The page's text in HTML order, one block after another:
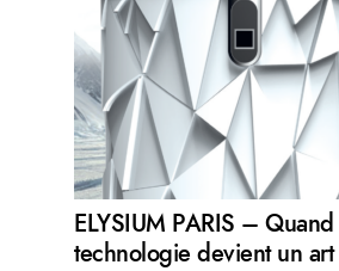
ELYSIUM PARIS –
technologie devient un